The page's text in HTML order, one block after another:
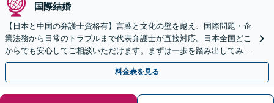
国際結婚
【日本と中国の弁護士資格有】言葉と文化の壁を越え、国際問題・企
業法務から日常のトラブルまで代表弁護士が直接対応。日本全国どこ
からでも安心してご相談いただけます。まずは一歩を踏み出してみま
せんか。【初回相談無料】
料金表を見る